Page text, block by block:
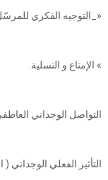
«_التوجيه الفكري
» الإمتاع و التسلية.
التواصل الوجداني
التأثير الفعلي الوجداني (